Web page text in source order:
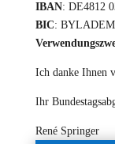
IBAN: DE4812
BIC:
Ich danke Ihnen
Ihr
René Springer